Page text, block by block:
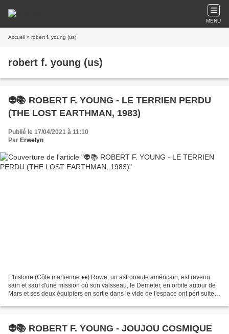
MENU
Accueil » robert f. young (us)
robert f. young (us)
👽📚 ROBERT F. YOUNG - LE TERRIEN PERDU
(THE LOST EARTHMAN, 1983)
Publié le 17/04/2021 à 11:10
Par Erwelyn
L'histoire (Côte martienne ♦♦) Rowe, un astronaute américain, est revenu
sain et sauf d'une mission où son vaisseau, le Demeter, en orbite autour de
Mars et ses deux équipiers en sortie dans le vide de l'espace ont péri suite à
👽📚 ROBERT F. YOUNG - JOUJOU COSMIQUE